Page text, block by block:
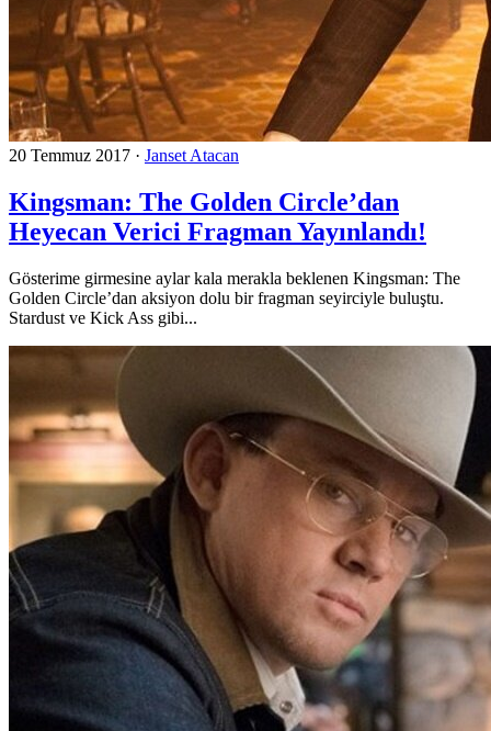
20 Temmuz 2017 · Janset Atacan
Kingsman: The Golden Circle’dan
Heyecan Verici Fragman Yayınlandı!
Gösterime girmesine aylar kala merakla beklenen Kingsman: The
Golden Circle’dan aksiyon dolu bir fragman seyirciyle buluştu.
Stardust ve Kick Ass gibi...